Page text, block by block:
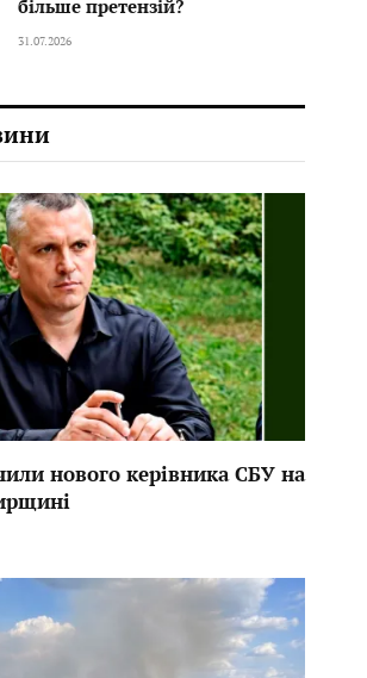
більше претензій?
31.07.2026
нового керівника СБУ на